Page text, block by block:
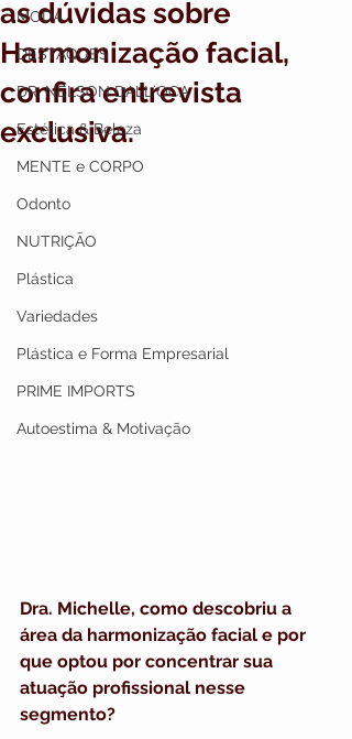
MODA
DESTAQUES
DR. NELSON DALL`OCA
Estética & Beleza
MENTE e CORPO
Odonto
NUTRIÇÃO
Plástica
Variedades
Plástica e Forma Empresarial
PRIME IMPORTS
Autoestima & Motivação
as dúvidas sobre
Harmonização facial,
confira entrevista
exclusiva.
Dra. Michelle, como descobriu a
área da harmonização facial e por
que optou por concentrar sua
atuação profissional nesse
segmento?